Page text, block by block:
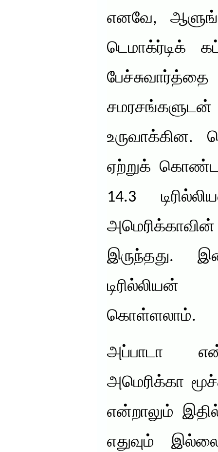
எனவே,
டெமாக்ர்டிக்
ஏற்றுக்
14.3
இருந்தது.
கொள்ளலாம்.
அப்பாடா
அமெரிக்கா
என்றாலும்
எதுவும்